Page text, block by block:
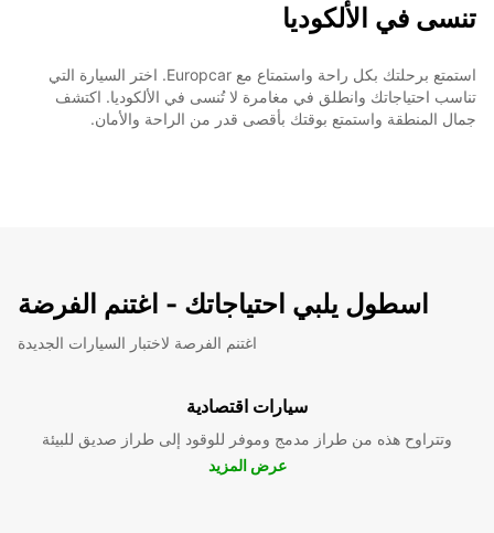
تنسى في الألكوديا
استمتع برحلتك بكل راحة واستمتاع مع Europcar. اختر السيارة التي
تناسب احتياجاتك وانطلق في مغامرة لا تُنسى في الألكوديا. اكتشف
جمال المنطقة واستمتع بوقتك بأقصى قدر من الراحة والأمان.
اسطول يلبي احتياجاتك - اغتنم الفرضة
اغتنم الفرصة لاختبار السيارات الجديدة
سيارات اقتصادية
وتتراوح هذه من طراز مدمج وموفر للوقود إلى طراز صديق للبيئة
عرض المزيد